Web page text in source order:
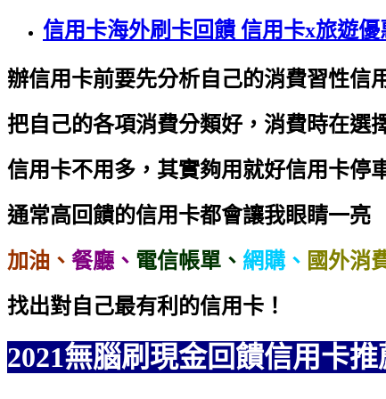
信用卡海外刷卡回饋 信用卡x旅遊
辦信用卡前要先分析自己的消費習性信
把自己的各項消費分類好，消費時在選
信用卡不用多，其實夠用就好信用卡停
通常高回饋的信用卡都會讓我眼睛一亮
加油、 餐廳、 電信帳單、 網購、 國外消
找出對自己最有利的信用卡！
2021無腦刷現金回饋信用卡推